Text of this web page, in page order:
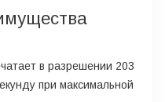
в разрешении 203
при максимальной